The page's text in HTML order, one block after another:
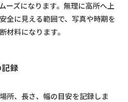
ーズになります。無理に高所へ上
全に見える範囲で、写真や時期を
材料になります。
録
所、長さ、幅の目安を記録しま